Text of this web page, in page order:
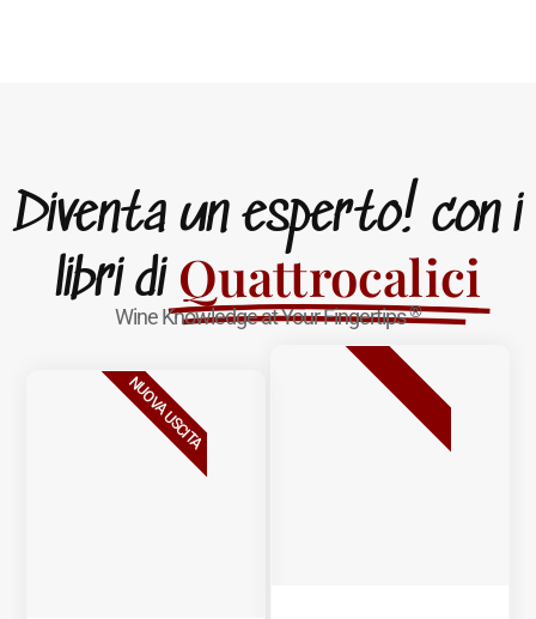
Diventa un esperto! con i
libri di Quattrocalici
Wine Knowledge at Your Fingertips®
NUOVA USCITA BESTSELLER